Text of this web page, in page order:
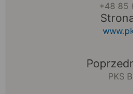
+48 85
PKS